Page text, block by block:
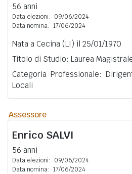
56 anni
Data elezioni:
09/06/2024
Data nomina: 17/06/2024
Nata a Cecina (LI) il 25/01/1970
Titolo di Studio: Laurea
Categoria Professionale:
Locali
Assessore
Enrico SALVI
56 anni
Data elezioni:
09/06/2024
Data nomina: 17/06/2024